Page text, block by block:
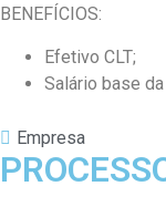
BENEFÍCIOS:
Efetivo CLT;
Salário base
Empresa